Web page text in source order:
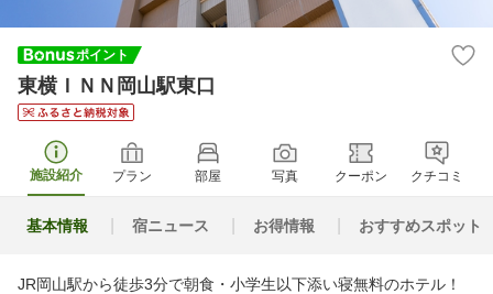
東横ＩＮＮ岡山駅東口
施設紹介 プラン 部屋 写真 クーポン クチコミ
基本情報 宿ニュース お得情報 おすすめスポット
JR岡山駅から徒歩3分で朝食・小学生以下添い寝無料のホテル！